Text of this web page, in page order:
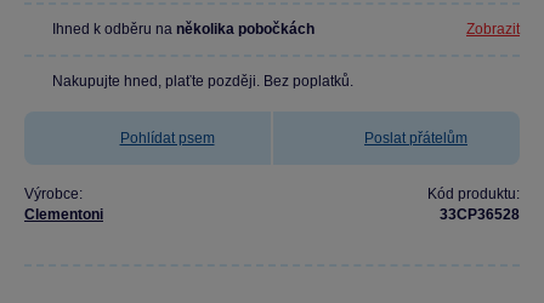
Ihned k odběru na několika pobočkách Zobrazit
Nakupujte hned, plaťte později. Bez poplatků.
Pohlídat psem Poslat přátelům
Výrobce:
Clementoni
Kód produktu:
33CP36528